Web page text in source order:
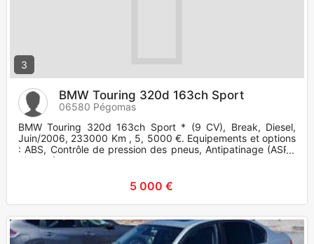
3
BMW Touring 320d 163ch Sport
06580 Pégomas
BMW Touring 320d 163ch Sport * (9 CV), Break, Diesel,
Juin/2006, 233000 Km , 5, 5000 €. Equipements et options
: ABS, Contrôle de pression des pneus, Antipatinage (ASR),
Airbag fr
5 000 €